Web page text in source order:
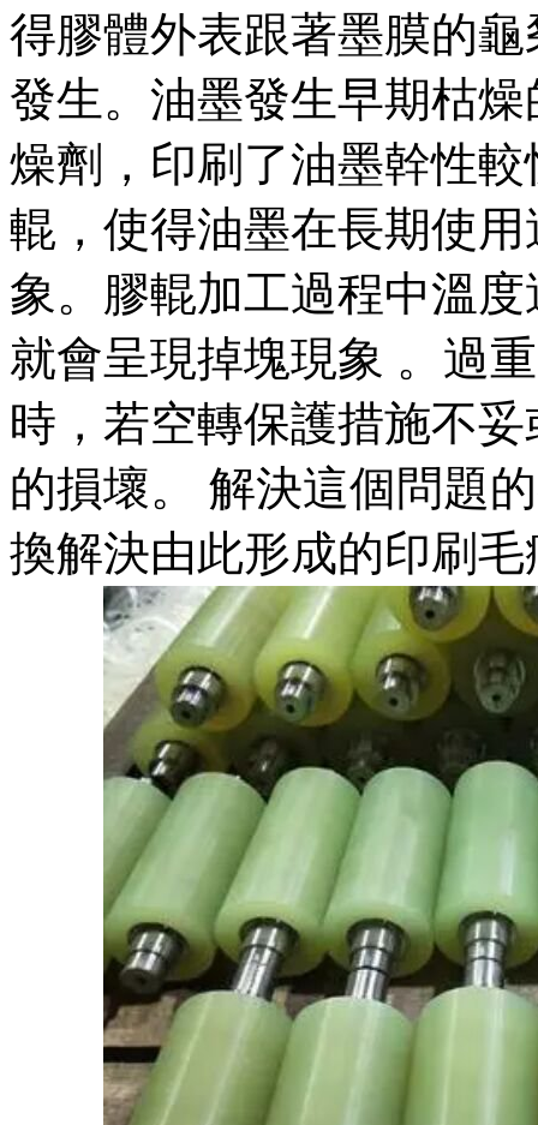
得膠體外表跟著墨膜的
發生。油墨發生早期枯
燥劑，印刷了油墨幹性
輥，使得油墨在長期使
象。膠輥加工過程中溫
就會呈現掉塊現象 。過
時，若空轉保護措施不
的損壞。 解決這個問題
換解決由此形成的印刷毛